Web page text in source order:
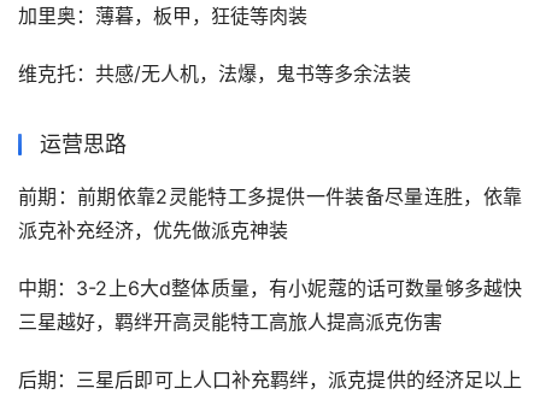
加里奥：薄暮，板甲，狂徒等肉装
维克托：共感/无人机，法爆，鬼书等多余法装
运营思路
前期：前期依靠2灵能特工多提供一件装备尽量连胜，依靠
派克补充经济，优先做派克神装
中期：3-2上6大d整体质量，有小妮蔻的话可数量够多越快
三星越好，羁绊开高灵能特工高旅人提高派克伤害
后期：三星后即可上人口补充羁绊，派克提供的经济足以上